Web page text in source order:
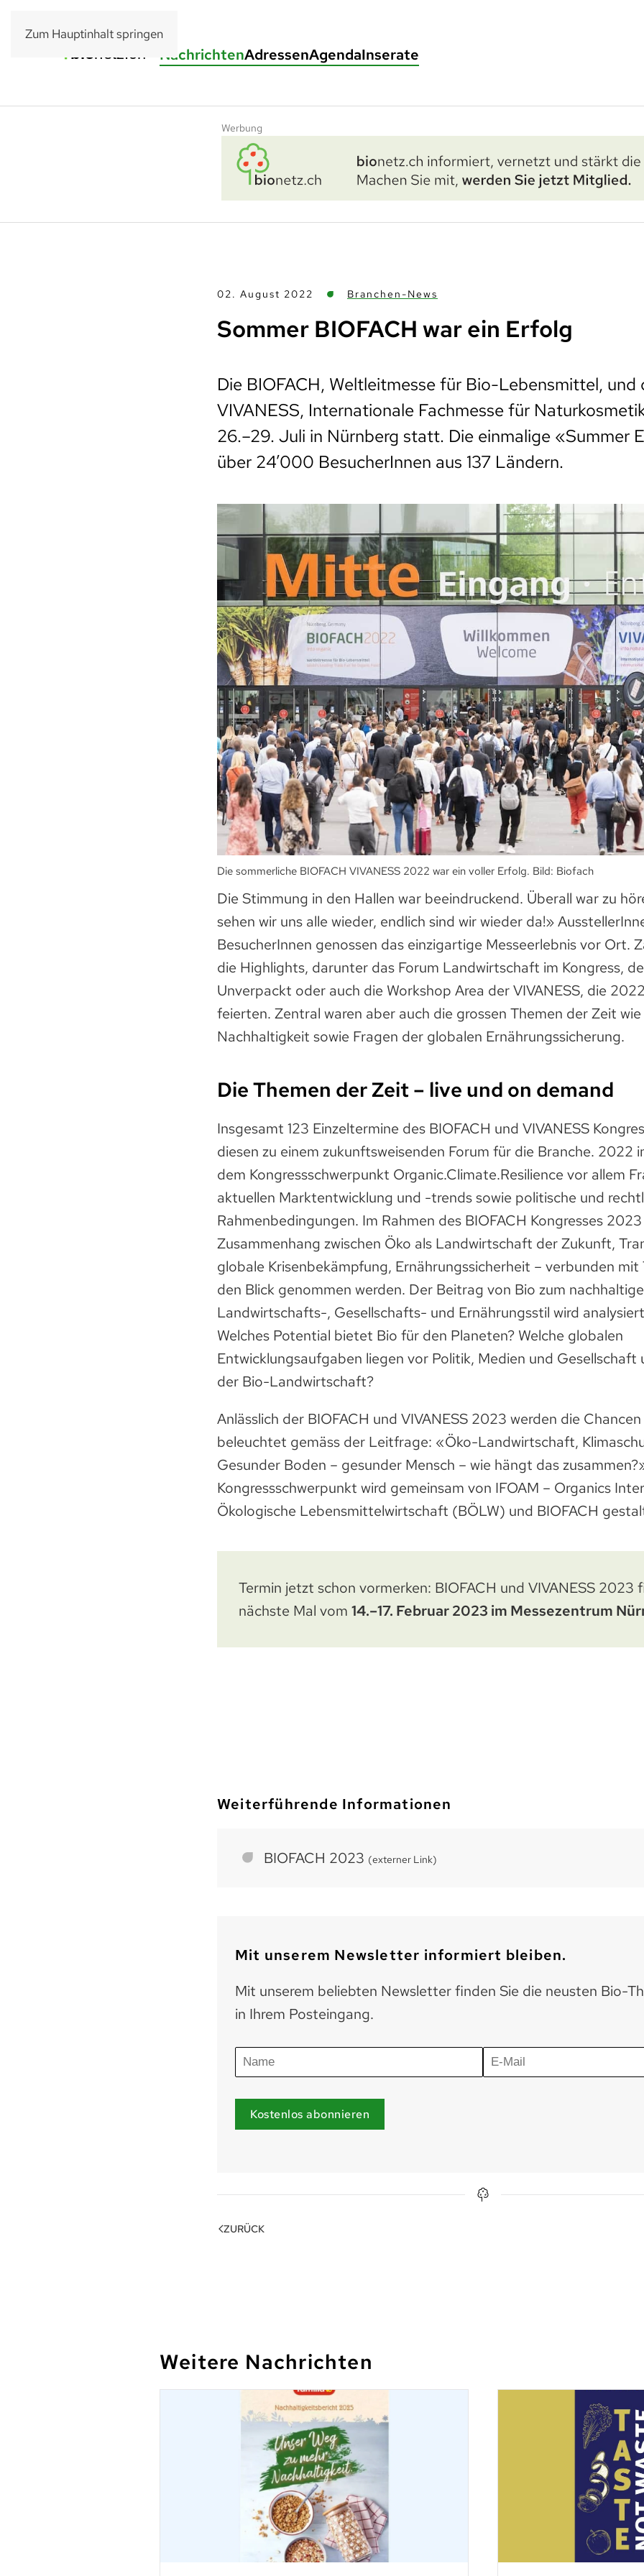
Zum Hauptinhalt springen
NachrichtenAdressenAgendaInserate
Werbung
02. August 2022 Branchen-News
Sommer BIOFACH war ein Erfolg
Die BIOFACH, Weltleitmesse für Bio-Lebensmittel, und
VIVANESS, Internationale Fachmesse für
26.–29. Juli in Nürnberg statt. Die einmalige «Summer
über 24’000 BesucherInnen aus 137 Ländern.
Die sommerliche BIOFACH VIVANESS 2022 war ein voller Erfolg. Bild: Biofach
Die Stimmung in den Hallen war beeindruckend. Überall war zu
sehen wir uns alle wieder, endlich sind wir wieder da!»
BesucherInnen genossen das einzigartige Messeerlebnis vor Ort.
die Highlights, darunter das Forum Landwirtschaft im Kongress,
Unverpackt oder auch die Workshop Area der VIVANESS, die
feierten. Zentral waren aber auch die grossen Themen der Zeit
Nachhaltigkeit sowie Fragen der globalen Ernährungssicherung.
Die Themen der Zeit – live und on demand
Insgesamt 123 Einzeltermine des BIOFACH und VIVANESS
diesen zu einem zukunftsweisenden Forum für die Branche. 2022
dem Kongressschwerpunkt Organic.Climate.Resilience vor allem
aktuellen Marktentwicklung und -trends sowie politische und
Rahmenbedingungen. Im Rahmen des BIOFACH Kongresses
Zusammenhang zwischen Öko als Landwirtschaft der Zukunft,
globale Krisenbekämpfung, Ernährungssicherheit – verbunden mit
den Blick genommen werden. Der Beitrag von Bio zum
Landwirtschafts-, Gesellschafts- und Ernährungsstil wird
Welches Potential bietet Bio für den Planeten? Welche globalen
Entwicklungsaufgaben liegen vor Politik, Medien und Gesellschaft
der Bio-Landwirtschaft?
Anlässlich der BIOFACH und VIVANESS 2023 werden die
beleuchtet gemäss der Leitfrage: «Öko-Landwirtschaft,
Gesunder Boden – gesunder Mensch – wie hängt das
Kongressschwerpunkt wird gemeinsam von IFOAM – Organics
Ökologische Lebensmittelwirtschaft (BÖLW) und BIOFACH
Termin jetzt schon vormerken: BIOFACH und VIVANESS 2023
nächste Mal vom 14.–17. Februar 2023 im Messezentrum
Weiterführende Informationen
BIOFACH 2023 (externer Link)
Mit unserem Newsletter informiert bleiben.
Mit unserem beliebten Newsletter finden Sie die neusten Bio-
in Ihrem Posteingang.
Kostenlos abonnieren
ZURÜCK
Weitere Nachrichten